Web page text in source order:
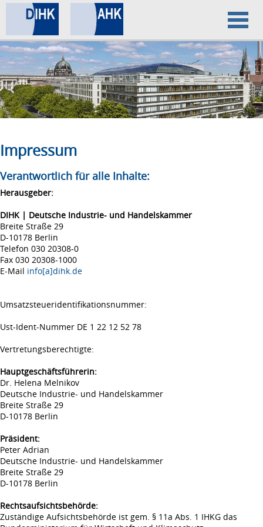
Home
Datenschutz
Impressum
Impressum
Verantwortlich für alle Inhalte:
Herausgeber:
DIHK | Deutsche Industrie- und Handelskammer
Breite Straße 29
D-10178 Berlin
Telefon 030 20308-0
Fax 030 20308-1000
E-Mail info[a]dihk.de
Umsatzsteueridentifikationsnummer:
Ust-Ident-Nummer DE 1 22 12 52 78
Vertretungsberechtigte:
Hauptgeschäftsführerin:
Dr. Helena Melnikov
Deutsche Industrie- und Handelskammer
Breite Straße 29
D-10178 Berlin
Präsident:
Peter Adrian
Deutsche Industrie- und Handelskammer
Breite Straße 29
D-10178 Berlin
Rechtsaufsichtsbehörde:
Zuständige Aufsichtsbehörde ist gem. § 11a Abs. 1 IHKG das